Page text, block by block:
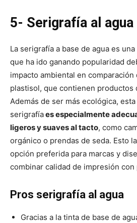
5- Serigrafía al agua
La serigrafía a base de agua es
que ha ido ganando popularidad
impacto ambiental en comparación
plastisol, que contienen productos
Además de ser más ecológica,
serigrafíaes especialmente
ligeros y suaves al tacto, como
orgánico o prendas de seda. Esto
opción preferida para marcas y
combinar calidad de impresión
Pros serigrafía al agua
Gracias a la tinta de base de